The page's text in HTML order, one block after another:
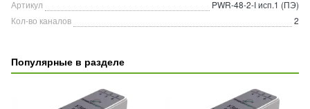
Артикул
PWR-48-2-I исп.1 (ПЭ)
Кол-во каналов
2
Популярные в разделе